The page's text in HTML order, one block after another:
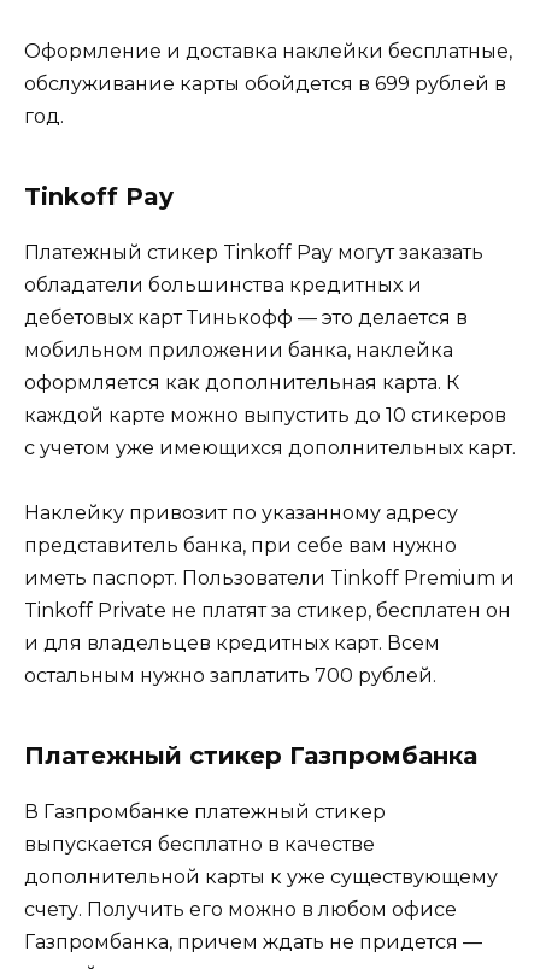
Оформление и доставка наклейки бесплатные,
обслуживание карты обойдется в 699 рублей в
год.
Tinkoff Pay
Платежный стикер Tinkoff Pay могут заказать
обладатели большинства кредитных и
дебетовых карт Тинькофф — это делается в
мобильном приложении банка, наклейка
оформляется как дополнительная карта. К
каждой карте можно выпустить до 10 стикеров
с учетом уже имеющихся дополнительных карт.
Наклейку привозит по указанному адресу
представитель банка, при себе вам нужно
иметь паспорт. Пользователи Tinkoff Premium и
Tinkoff Private не платят за стикер, бесплатен он
и для владельцев кредитных карт. Всем
остальным нужно заплатить 700 рублей.
Платежный стикер Газпромбанка
В Газпромбанке платежный стикер
выпускается бесплатно в качестве
дополнительной карты к уже существующему
счету. Получить его можно в любом офисе
Газпромбанка, причем ждать не придется —